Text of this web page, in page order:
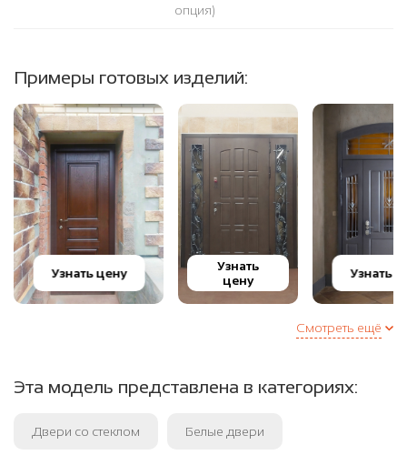
опция)
Примеры готовых изделий:
Узнать цену
Узнать
цену
Узнать
Смотреть ещё
Эта модель представлена в категориях:
Двери со стеклом Белые двери